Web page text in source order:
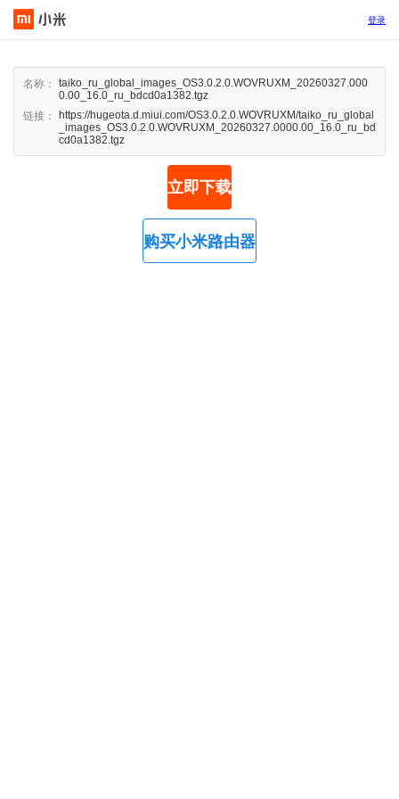
登录
名称：
taiko_ru_global_images_OS3.0.2.0.WOVRUXM_20260327.000
0.00_16.0_ru_bdcd0a1382.tgz
链接：
https://hugeota.d.miui.com/OS3.0.2.0.WOVRUXM/taiko_ru_global
_images_OS3.0.2.0.WOVRUXM_20260327.0000.00_16.0_ru_bd
cd0a1382.tgz
立即下载
购买小米路由器